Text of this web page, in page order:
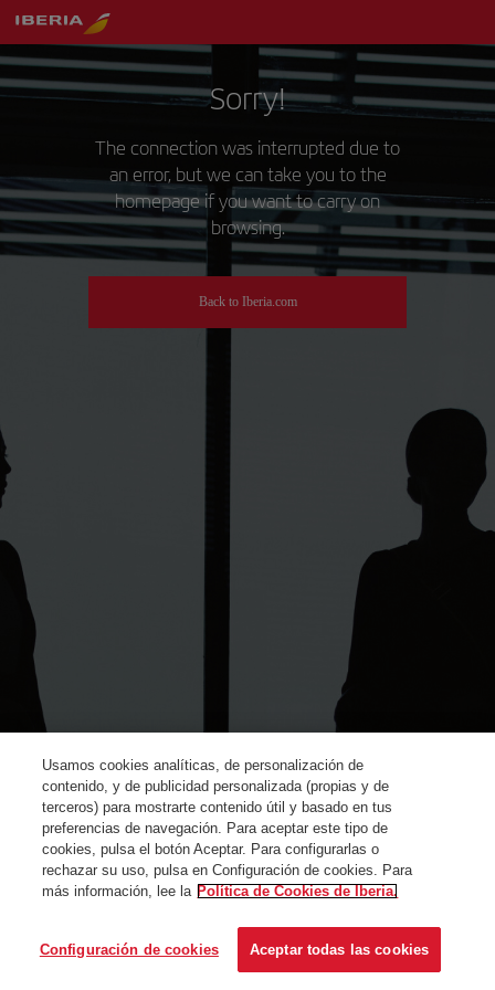
Sorry!
The connection was interrupted due to
an error, but we can take you to the
homepage if you want to carry on
browsing.
Back to Iberia.com
Usamos cookies analíticas, de personalización de
contenido, y de publicidad personalizada (propias y de
terceros) para mostrarte contenido útil y basado en tus
preferencias de navegación. Para aceptar este tipo de
cookies, pulsa el botón Aceptar. Para configurarlas o
rechazar su uso, pulsa en Configuración de cookies. Para
más información, lee la Política de Cookies de Iberia.
Configuración de cookies Aceptar todas las cookies